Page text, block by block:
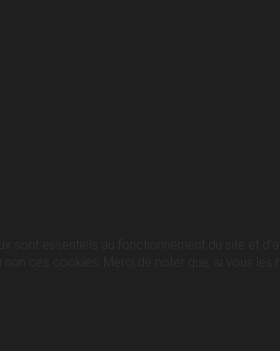
sont essentiels au fonctionnement du site et
ces cookies. Merci de noter que, si vous les